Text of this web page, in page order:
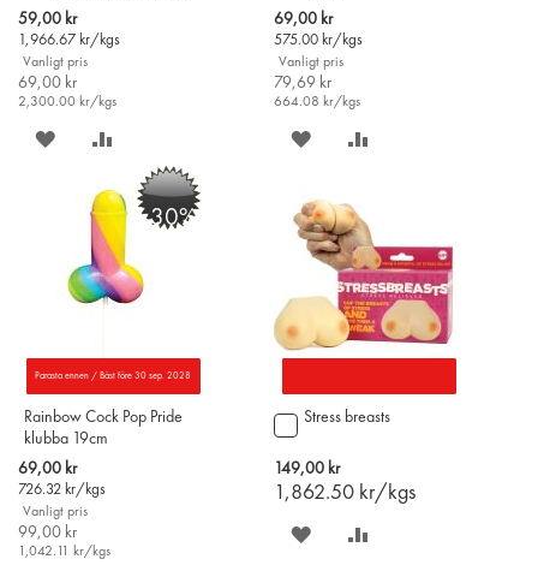
Special
Price
59,00 kr
1,966.67 kr/kgs
Vanligt pris
69,00 kr
2,300.00 kr/kgs
i
varukorgen
SPARA
ÖNSKELISTAN
JÄMFÖR
Special
Price
69,00 kr
575.00 kr/kgs
Vanligt pris
79,69 kr
664.08 kr/kgs
i
varukorgen
SPARA
ÖNSKELISTAN
JÄMFÖR
-30%
Parasta ennen / Bäst före 30 sep. 2028
Rainbow Cock Pop Pride
klubba 19cm
Special
Price
69,00 kr
726.32 kr/kgs
Vanligt pris
99,00 kr
1,042.11 kr/kgs
Stress breasts
149,00 kr
1,862.50 kr/kgs
Lägg
i
varukorgen
SPARA